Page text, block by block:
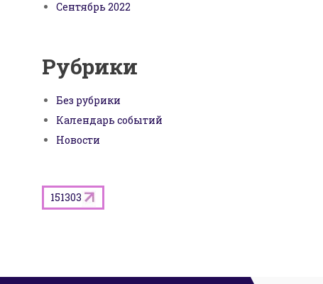
Сентябрь 2022
Рубрики
Без рубрики
Календарь событий
Новости
151303